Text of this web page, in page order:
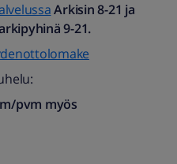
Arkisin 8-21 ja
9-21.
pvm myös